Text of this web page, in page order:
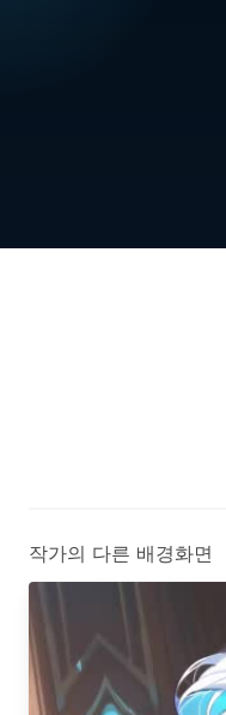
작가의 다른 배경화면